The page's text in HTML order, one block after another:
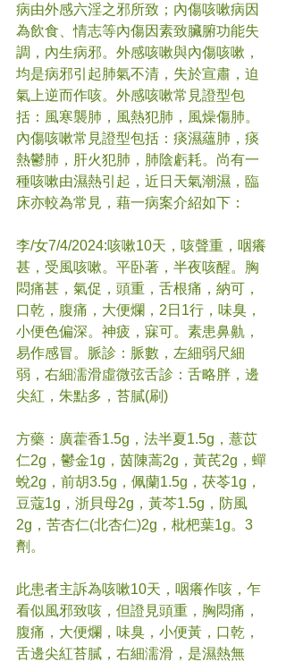
病由外感六淫之邪所致；內傷咳嗽病因
為飲食、情志等內傷因素致臟腑功能失
調，內生病邪。外感咳嗽與內傷咳嗽，
均是病邪引起肺氣不清，失於宣肅，迫
氣上逆而作咳。外感咳嗽常見證型包
括：風寒襲肺，風熱犯肺，風燥傷肺。
內傷咳嗽常見證型包括：痰濕蘊肺，痰
熱鬱肺，肝火犯肺，肺陰虧耗。尚有一
種咳嗽由濕熱引起，近日天氣潮濕，臨
床亦較為常見，藉一病案介紹如下：
李/女7/4/2024:咳嗽10天，咳聲重，咽癢
甚，受風咳嗽。平卧著，半夜咳醒。胸
悶痛甚，氣促，頭重，舌根痛，納可，
口乾，腹痛，大便爛，2日1行，味臭，
小便色偏深。神疲，寐可。素患鼻鼽，
易作感冒。脈診：脈數，左細弱尺細
弱，右細濡滑虛微弦舌診：舌略胖，邊
尖紅，朱點多，苔膩(刷)
方藥：廣藿香1.5g，法半夏1.5g，薏苡
仁2g，鬱金1g，茵陳蒿2g，黃芪2g，蟬
蛻2g，前胡3.5g，佩蘭1.5g，茯苓1g，
豆蔻1g，浙貝母2g，黃芩1.5g，防風
2g，苦杏仁(北杏仁)2g，枇杷葉1g。3
劑。
此患者主訴為咳嗽10天，咽癢作咳，乍
看似風邪致咳，但證見頭重，胸悶痛，
腹痛，大便爛，味臭，小便黃，口乾，
舌邊尖紅苔膩，右細濡滑，是濕熱無